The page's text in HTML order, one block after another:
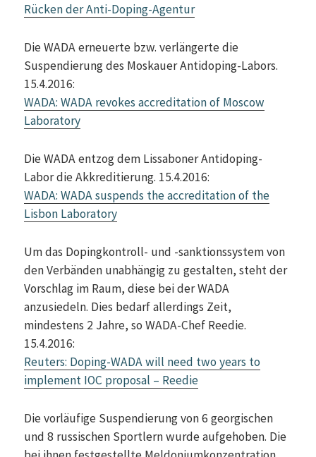
Rücken der Anti-Doping-Agentur
Die WADA erneuerte bzw. verlängerte die
Suspendierung des Moskauer Antidoping-Labors.
15.4.2016:
WADA: WADA revokes accreditation of Moscow
Laboratory
Die WADA entzog dem Lissaboner Antidoping-
Labor die Akkreditierung. 15.4.2016:
WADA: WADA suspends the accreditation of the
Lisbon Laboratory
Um das Dopingkontroll- und -sanktionssystem von
den Verbänden unabhängig zu gestalten, steht der
Vorschlag im Raum, diese bei der WADA
anzusiedeln. Dies bedarf allerdings Zeit,
mindestens 2 Jahre, so WADA-Chef Reedie.
15.4.2016:
Reuters: Doping-WADA will need two years to
implement IOC proposal – Reedie
Die vorläufige Suspendierung von 6 georgischen
und 8 russischen Sportlern wurde aufgehoben. Die